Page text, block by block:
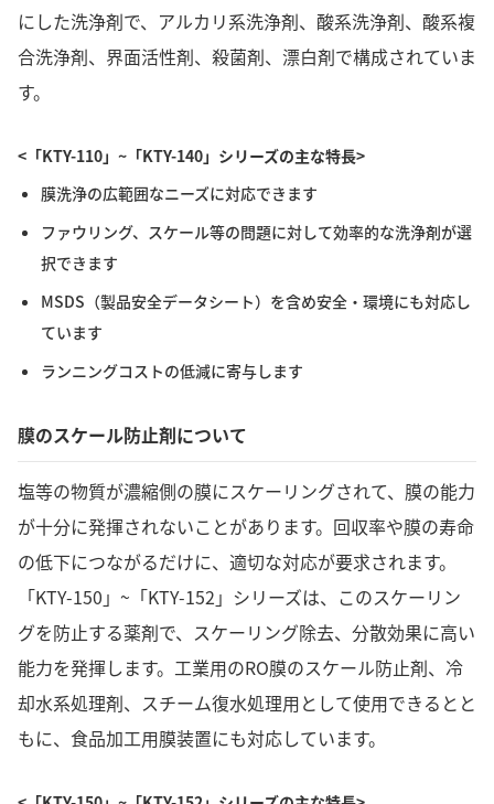
にした洗浄剤で、アルカリ系洗浄剤、酸系洗浄剤、酸系複
合洗浄剤、界面活性剤、殺菌剤、漂白剤で構成されていま
す。
<「KTY-110」~「KTY-140」シリーズの主な特長>
膜洗浄の広範囲なニーズに対応できます
ファウリング、スケール等の問題に対して効率的な洗浄剤が選
択できます
MSDS（製品安全データシート）を含め安全・環境にも対応し
ています
ランニングコストの低減に寄与します
膜のスケール防止剤について
塩等の物質が濃縮側の膜にスケーリングされて、膜の能力
が十分に発揮されないことがあります。回収率や膜の寿命
の低下につながるだけに、適切な対応が要求されます。
「KTY-150」~「KTY-152」シリーズは、このスケーリン
グを防止する薬剤で、スケーリング除去、分散効果に高い
能力を発揮します。工業用のRO膜のスケール防止剤、冷
却水系処理剤、スチーム復水処理用として使用できるとと
もに、食品加工用膜装置にも対応しています。